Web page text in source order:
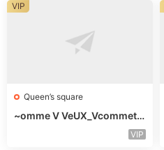
Queen’s square
~omme V VeUX_Vcommetu
VIP
VIP